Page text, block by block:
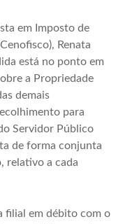
em Imposto de
Renata
está no ponto em
a Propriedade
demais
para
Servidor Público
de forma conjunta
relativo a cada
filial em débito com o